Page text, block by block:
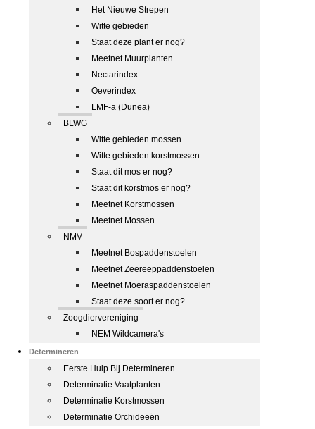
Het Nieuwe Strepen
Witte gebieden
Staat deze plant er nog?
Meetnet Muurplanten
Nectarindex
Oeverindex
LMF-a (Dunea)
BLWG
Witte gebieden mossen
Witte gebieden korstmossen
Staat dit mos er nog?
Staat dit korstmos er nog?
Meetnet Korstmossen
Meetnet Mossen
NMV
Meetnet Bospaddenstoelen
Meetnet Zeereeppaddenstoelen
Meetnet Moeraspaddenstoelen
Staat deze soort er nog?
Zoogdiervereniging
NEM Wildcamera's
Determineren
Eerste Hulp Bij Determineren
Determinatie Vaatplanten
Determinatie Korstmossen
Determinatie Orchideeën